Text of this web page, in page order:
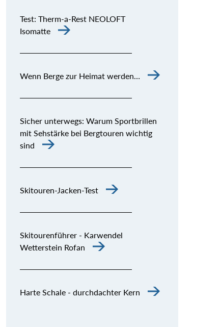
Test: Therm-a-Rest NEOLOFT
Isomatte
Wenn Berge zur Heimat werden…
Sicher unterwegs: Warum Sportbrillen
mit Sehstärke bei Bergtouren wichtig
sind
Skitouren-Jacken-Test
Skitourenführer - Karwendel
Wetterstein Rofan
Harte Schale - durchdachter Kern